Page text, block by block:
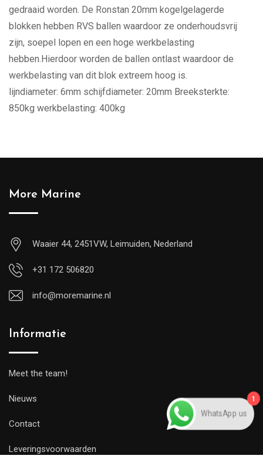
gedraaid worden. De Ronstan 20mm kogelgelagerde
blokken hebben RVS ballen waardoor ze onderhoudsvrij
zijn, soepel lopen en een hoge werkbelasting
hebben.Hierdoor worden de ballen ontlast waardoor de
werkbelasting van dit blok extreem hoog is.
lijndiameter: 6mm schijfdiameter: 20mm Breeksterkte:
850kg werkbelasting: 400kg
More Marine
Waaier 44, 2451VW, Leimuiden, Nederland
+31 172 506820
info@moremarine.nl
Informatie
Meet the team!
Nieuws
Contact
Leveringsvoorwaarden
1